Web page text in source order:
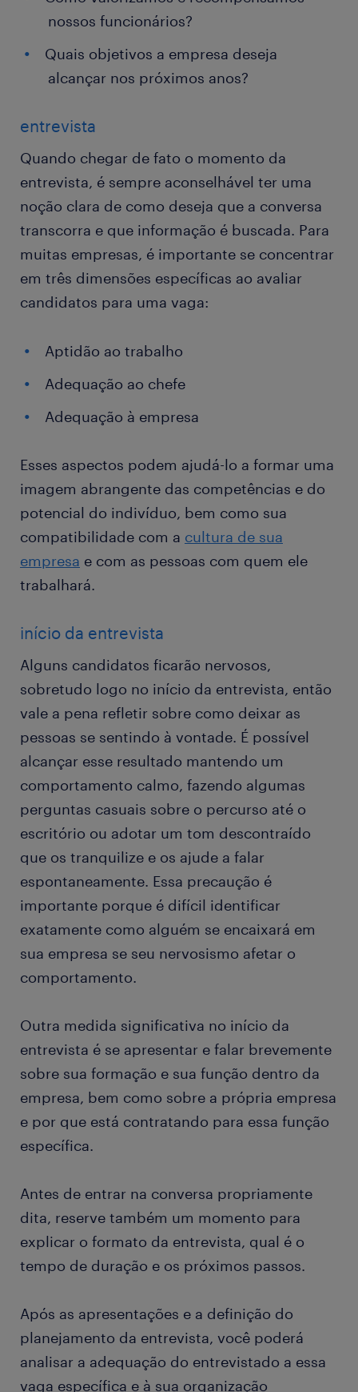
nossos funcionários?
Quais objetivos a empresa deseja
alcançar nos próximos anos?
entrevista
Quando chegar de fato o momento da
entrevista, é sempre aconselhável ter uma
noção clara de como deseja que a conversa
transcorra e que informação é buscada. Para
muitas empresas, é importante se concentrar
em três dimensões específicas ao avaliar
candidatos para uma vaga:
Aptidão ao trabalho
Adequação ao chefe
Adequação à empresa
Esses aspectos podem ajudá-lo a formar uma
imagem abrangente das competências e do
potencial do indivíduo, bem como sua
compatibilidade com a cultura de sua
empresa e com as pessoas com quem ele
trabalhará.
início da entrevista
Alguns candidatos ficarão nervosos,
sobretudo logo no início da entrevista, então
vale a pena refletir sobre como deixar as
pessoas se sentindo à vontade. É possível
alcançar esse resultado mantendo um
comportamento calmo, fazendo algumas
perguntas casuais sobre o percurso até o
escritório ou adotar um tom descontraído
que os tranquilize e os ajude a falar
espontaneamente. Essa precaução é
importante porque é difícil identificar
exatamente como alguém se encaixará em
sua empresa se seu nervosismo afetar o
comportamento.
Outra medida significativa no início da
entrevista é se apresentar e falar brevemente
sobre sua formação e sua função dentro da
empresa, bem como sobre a própria empresa
e por que está contratando para essa função
específica.
Antes de entrar na conversa propriamente
dita, reserve também um momento para
explicar o formato da entrevista, qual é o
tempo de duração e os próximos passos.
Após as apresentações e a definição do
planejamento da entrevista, você poderá
analisar a adequação do entrevistado a essa
vaga específica e à sua organização